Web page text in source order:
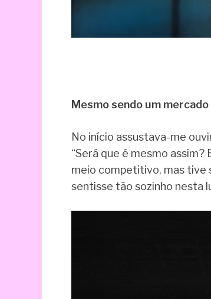
Mesmo sendo um
No início assustava-me
“Será que é mesmo
meio competitivo, mas tive
sentisse tão sozinho nesta